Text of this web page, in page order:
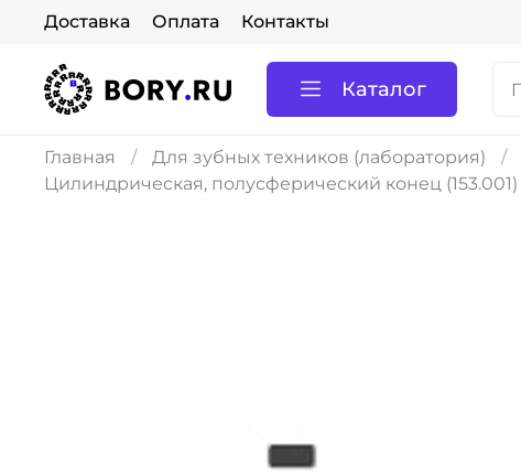
Доставка Оплата Контакты
Каталог
Главная Для зубных техников (лаборатория)
Цилиндрическая, полусферический конец (153.001)